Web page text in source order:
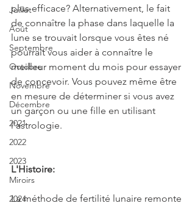
Juillet
Août
Septembre
Octobre
Novembre
Décembre
2021
2022
2023
Miroirs
2024
plus efficace? Alternativement, le fait
de connaître la phase dans laquelle la
lune se trouvait lorsque vous êtes né
pourrait vous aider à connaître le
meilleur moment du mois pour essayer
de concevoir. Vous pouvez même être
en mesure de déterminer si vous avez
un garçon ou une fille en utilisant
l'astrologie.
L'Histoire:
La méthode de fertilité lunaire remonte